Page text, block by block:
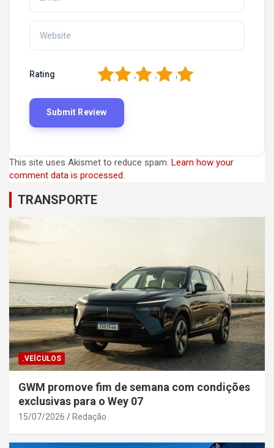
Rating 5
4
3
2
This site uses Akismet to reduce spam. Learn how your
comment data is processed.
TRANSPORTE
.VEÍCULOS
GWM promove fim de semana com condições
exclusivas para o Wey 07
15/07/2026 Redação